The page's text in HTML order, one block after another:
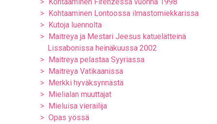
Kohtaaminen Lontoossa ilmastomiekkarissa
Kutoja luennolta
Maitreya ja Mestari Jeesus katuelätteinä
Lissabonissa heinäkuussa 2002
Maitreya pelastaa Syyriassa
Maitreya Vatikaanissa
Merkki hyväksynnästä
Mielialan muuttajat
Mieluisa vierailija
Opas yössä